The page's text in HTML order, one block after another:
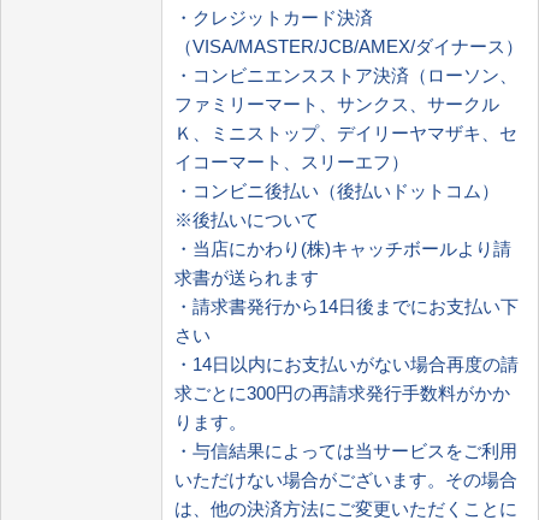
・クレジットカード決済
（VISA/MASTER/JCB/AMEX/ダイナース）
・コンビニエンスストア決済（ローソン、
ファミリーマート、サンクス、サークル
Ｋ、ミニストップ、デイリーヤマザキ、セ
イコーマート、スリーエフ）
・コンビニ後払い（後払いドットコム）
※後払いについて
・当店にかわり(株)キャッチボールより請
求書が送られます
・請求書発行から14日後までにお支払い下
さい
・14日以内にお支払いがない場合再度の請
求ごとに300円の再請求発行手数料がかか
ります。
・与信結果によっては当サービスをご利用
いただけない場合がございます。その場合
は、他の決済方法にご変更いただくことに